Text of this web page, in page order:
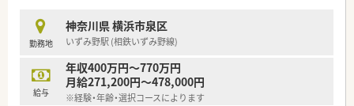
■充実した研修制度、人事制度、評価制度、キャリア支援制度等
があるのも特徴です
勤務地
神奈川県 横浜市泉区
いずみ野駅 (相鉄いずみ野線)
給与
年収400万円～770万円
月給271,200円～478,000円
※経験・年齢・選択コースによります